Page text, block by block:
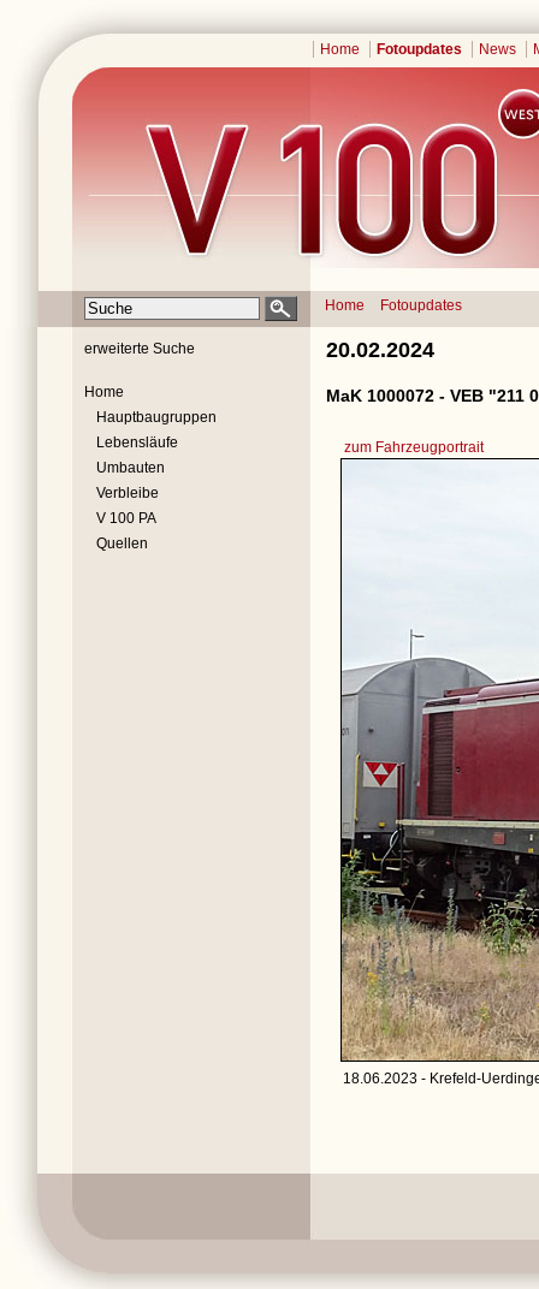
Home Fotoupdates News
Home Fotoupdates
erweiterte Suche
Home
Hauptbaugruppen
Lebensläufe
Umbauten
Verbleibe
V 100 PA
Quellen
20.02.2024
MaK 1000072 - VEB "211
zum Fahrzeugportrait
18.06.2023 - Krefeld-